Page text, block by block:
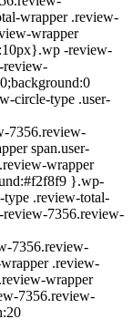
wrapper .review-
wrapper
-review-
review-
circle-type .user-
7356.review-
span.user-
wrapper
}.wp-
.review-total-
7356.review-
7356.review-
.review-
wrapper
7356.review-